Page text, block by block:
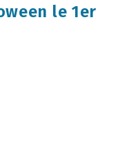
le 1er